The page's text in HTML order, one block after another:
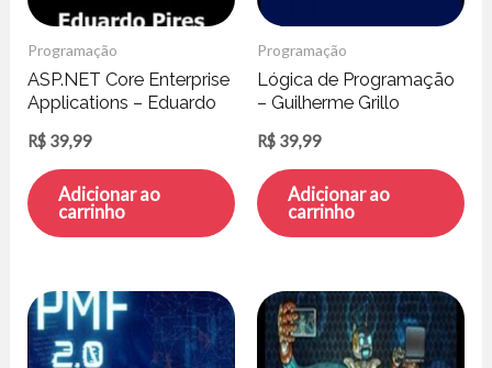
Programação
ASP.NET Core Enterprise
Applications – Eduardo
R$ 39,99
Adicionar ao
carrinho
Programação
Lógica de Programação
– Guilherme Grillo
R$ 39,99
Adicionar ao
carrinho